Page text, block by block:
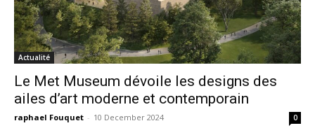
Actualité
Le Met Museum dévoile les designs des
ailes d’art moderne et contemporain
raphael Fouquet - 10 December 2024 0